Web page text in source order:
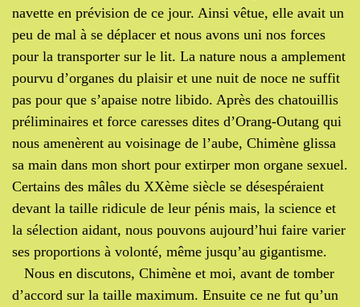
navette en prévision de ce jour. Ainsi vêtue, elle avait un
peu de mal à se déplacer et nous avons uni nos forces
pour la transporter sur le lit. La nature nous a amplement
pourvu d’organes du plaisir et une nuit de noce ne suffit
pas pour que s’apaise notre libido. Après des chatouillis
préliminaires et force caresses dites d’Orang-Outang qui
nous amenèrent au voisinage de l’aube, Chimène glissa
sa main dans mon short pour extirper mon organe sexuel.
Certains des mâles du XXème siècle se désespéraient
devant la taille ridicule de leur pénis mais, la science et
la sélection aidant, nous pouvons aujourd’hui faire varier
ses proportions à volonté, même jusqu’au gigantisme.
Nous en discutons, Chimène et moi, avant de tomber
d’accord sur la taille maximum. Ensuite ce ne fut qu’un